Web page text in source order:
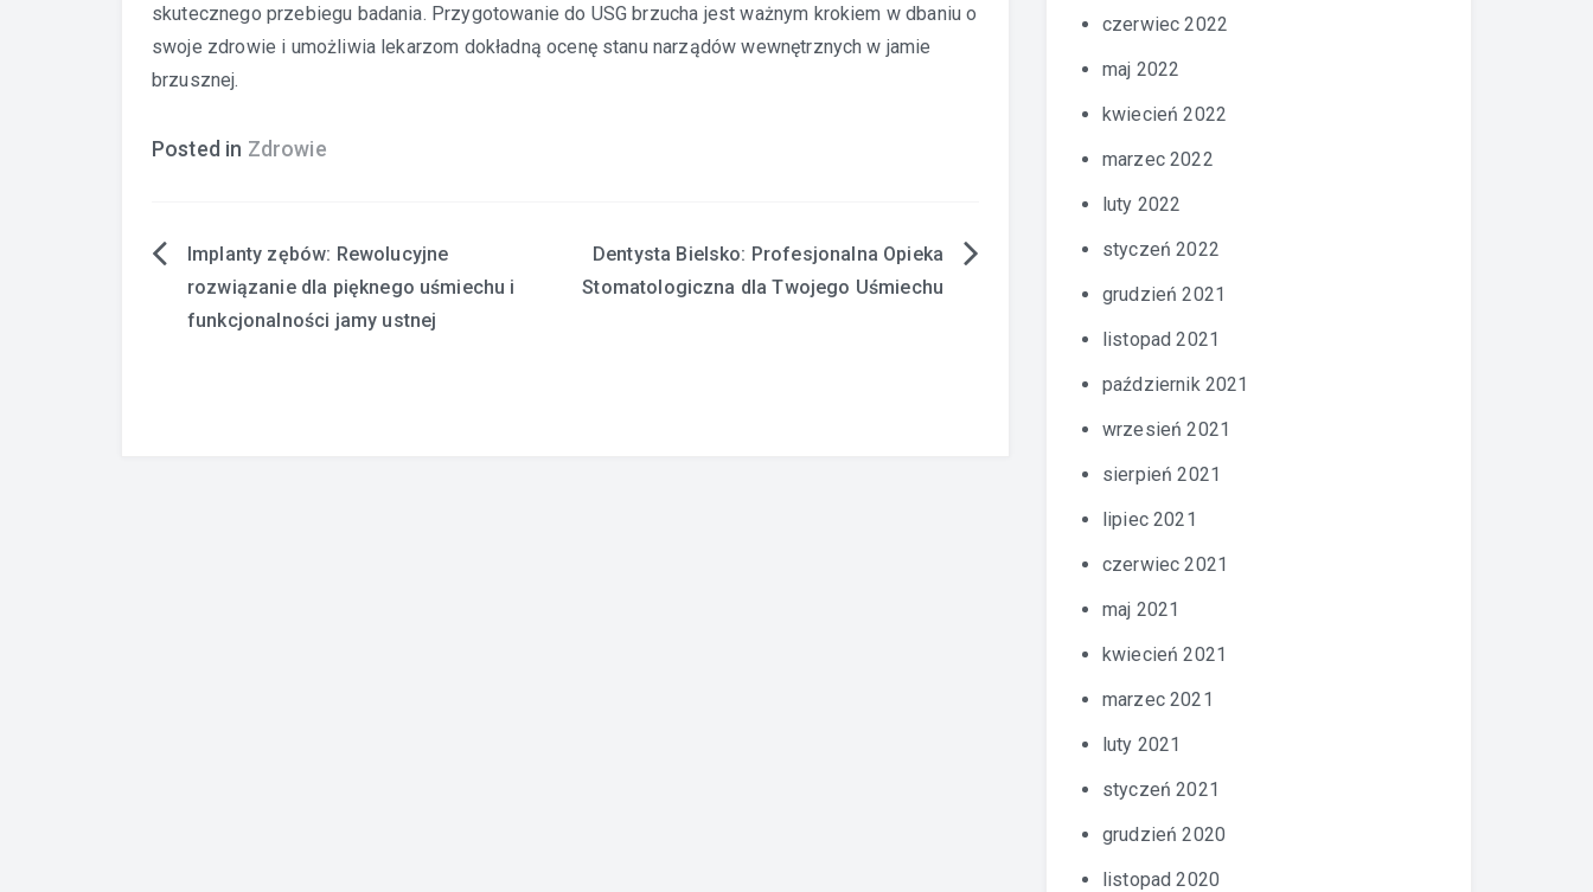
skutecznego przebiegu badania. Przygotowanie do USG brzucha jest ważnym krokiem w dbaniu o
swoje zdrowie i umożliwia lekarzom dokładną ocenę stanu narządów wewnętrznych w jamie
brzusznej.
Posted in Zdrowie
Nawigacja
wpisu
Implanty zębów: Rewolucyjne
rozwiązanie dla pięknego uśmiechu i
funkcjonalności jamy ustnej
Dentysta Bielsko: Profesjonalna Opieka
Stomatologiczna dla Twojego Uśmiechu
czerwiec 2022
maj 2022
kwiecień 2022
marzec 2022
luty 2022
styczeń 2022
grudzień 2021
listopad 2021
październik 2021
wrzesień 2021
sierpień 2021
lipiec 2021
czerwiec 2021
maj 2021
kwiecień 2021
marzec 2021
luty 2021
styczeń 2021
grudzień 2020
listopad 2020